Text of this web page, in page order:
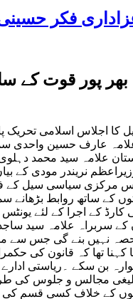
تحریک پاکستان کا
اجلاس اسلامی تحریک
عارف حسین واحدی
علامہ سید محمد
نریندر مودی
اجلاس مرکزی سیاسی
کے ساتھ روابط
کارڈ کے اجرا کے لئے
کے سربراہ علامہ سید
نہیں بنے گی جس سے
کہنا تھا کہ قانون کی
بن سکے ۔ریاستی
مجالس و جلوس کی
کے خلاف کسی قسم کی